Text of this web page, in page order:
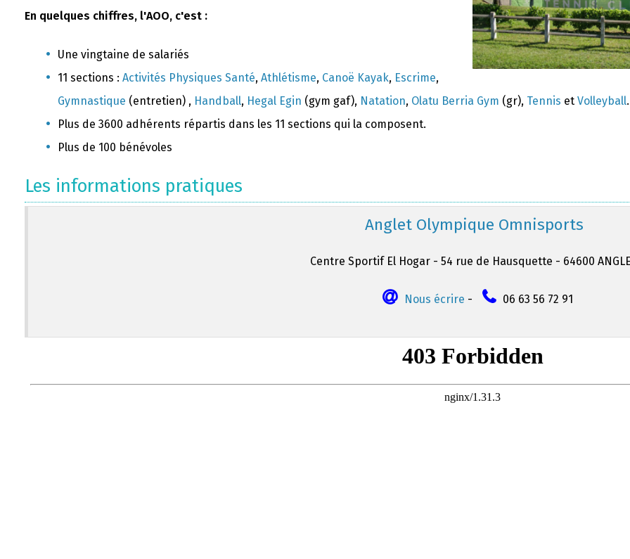
En quelques chiffres, l'AOO, c'est :
Une vingtaine de salariés
11 sections : Activités Physiques Santé, Athlétisme, Canoë Kayak, Escrime,
Gymnastique (entretien) , Handball, Hegal Egin (gym gaf), Natation, Olatu Berria Gym (gr), Tennis et Volleyball.
Plus de 3600 adhérents répartis dans les 11 sections qui la composent.
Plus de 100 bénévoles
Les informations pratiques
Anglet Olympique Omnisports
Centre Sportif El Hogar - 54 rue de Hausquette - 64600
Nous écrire - 06 63 56 72 91